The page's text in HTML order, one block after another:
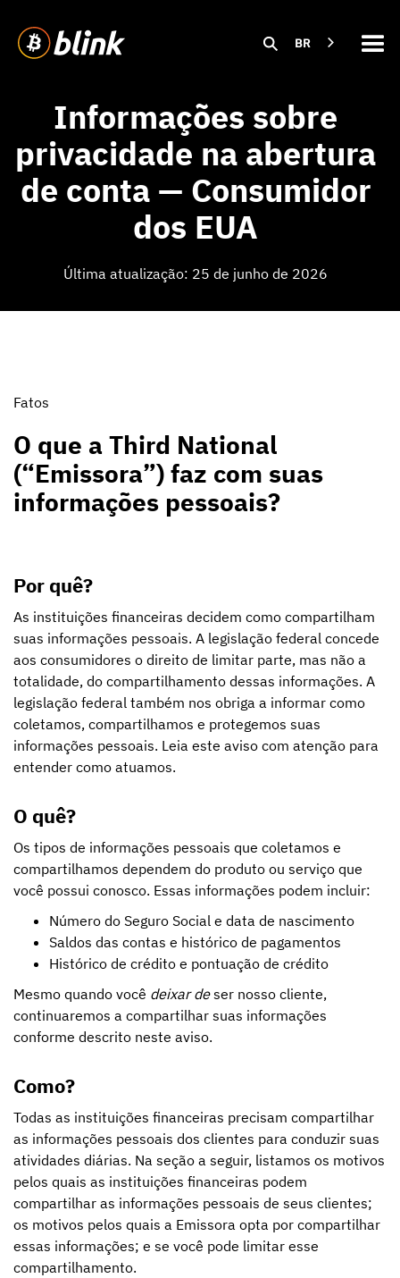
BR
Informações sobre
privacidade na abertura
de conta — Consumidor
dos EUA
Última atualização: 25 de junho de 2026
Fatos
O que a Third National
(“Emissora”) faz com suas
informações pessoais?
Por quê?
As instituições financeiras decidem como compartilham
suas informações pessoais. A legislação federal concede
aos consumidores o direito de limitar parte, mas não a
totalidade, do compartilhamento dessas informações. A
legislação federal também nos obriga a informar como
coletamos, compartilhamos e protegemos suas
informações pessoais. Leia este aviso com atenção para
entender como atuamos.
O quê?
Os tipos de informações pessoais que coletamos e
compartilhamos dependem do produto ou serviço que
você possui conosco. Essas informações podem incluir:
Número do Seguro Social e data de nascimento
Saldos das contas e histórico de pagamentos
Histórico de crédito e pontuação de crédito
Mesmo quando você deixar deser nosso cliente,
continuaremos a compartilhar suas informações
conforme descrito neste aviso.
Como?
Todas as instituições financeiras precisam compartilhar
as informações pessoais dos clientes para conduzir suas
atividades diárias. Na seção a seguir, listamos os motivos
pelos quais as instituições financeiras podem
compartilhar as informações pessoais de seus clientes;
os motivos pelos quais a Emissora opta por compartilhar
essas informações; e se você pode limitar esse
compartilhamento.